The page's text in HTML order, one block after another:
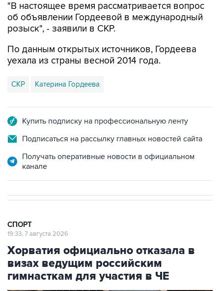
"В настоящее время рассматривается вопрос
об объявлении Гордеевой в международный
розыск", - заявили в СКР.
По данным открытых источников, Гордеева
уехала из страны весной 2014 года.
СКР Катерина Гордеева
Купить подписку на профессиональную ленту
Подписаться на рассылку главных новостей сайта
Получать оперативные новости в официальном
канале
СПОРТ
19:33, 7 августа 2026
Хорватия официально отказала в
визах ведущим российским
гимнасткам для участия в ЧЕ